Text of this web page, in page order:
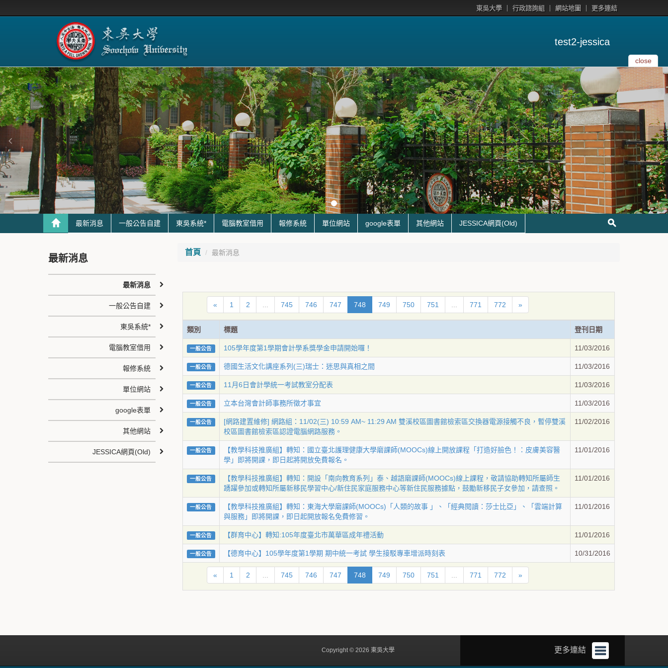
東吳大學 行政諮詢組 網站地圖 更多連結
test2-jessica
close
最新消息 一般公告自建 東吳系統* 電腦教室借用 報修系統 單位網站 google表單 其他網站 JESSICA網頁(Old)
首頁 最新消息
« 1 2 745 746 747 748 749 750 751 771 772 »
類別 標題 登刊日期
一般公告 105學年度第1學期會計學系獎學金申請開始囉！ 11/03/2016
一般公告 德國生活文化講座系列(三)瑞士：迷思與真相之間 11/03/2016
一般公告 11月6日會計學統一考試教室分配表 11/03/2016
一般公告 立本台灣會計師事務所徵才事宜 11/03/2016
一般公告
[網路建置維修] 網路組：11/02(三) 10:59 AM~ 11:29 AM 雙溪校區圖書館檢索區交換器電源接觸不良，暫停雙溪
校區圖書館檢索區認證電腦網路服務。
11/02/2016
一般公告
【教學科技推廣組】轉知：國立臺北護理健康大學磨課師(MOOCs)線上開放課程「打造好臉色！：皮膚美容醫
學」即將開課，即日起將開放免費報名。
11/01/2016
一般公告
【教學科技推廣組】轉知：開設「南向教育系列」泰、越語磨課師(MOOCs)線上課程，敬請協助轉知所屬師生
踴躍參加或轉知所屬新移民學習中心/新住民家庭服務中心等新住民服務據點，鼓勵新移民子女參加，請查照。
11/01/2016
一般公告
【教學科技推廣組】轉知：東海大學磨課師(MOOCs)「人類的故事 」、「經典閱讀：莎士比亞」、「雲端計算
與服務」即將開課，即日起開放報名免費修習。
11/01/2016
一般公告 【群育中心】轉知:105年度臺北市萬華區成年禮活動 11/01/2016
一般公告 【德育中心】105學年度第1學期 期中統一考試 學生接駁專車增派時刻表 10/31/2016
« 1 2 745 746 747 748 749 750 751 771 772 »
最新消息
最新消息
一般公告自建
東吳系統*
電腦教室借用
報修系統
單位網站
google表單
其他網站
JESSICA網頁(Old)
更多連結
Copyright © 2026 東吳大學